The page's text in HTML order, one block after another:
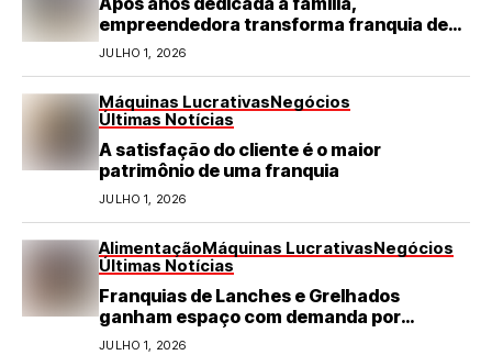
empreendedora transforma franquia de
turismo em negócio de destaque no RN
JULHO 1, 2026
Máquinas LucrativasNegócios
Últimas Notícias
A satisfação do cliente é o maior
patrimônio de uma franquia
JULHO 1, 2026
AlimentaçãoMáquinas LucrativasNegócios
Últimas Notícias
Franquias de Lanches e Grelhados
ganham espaço com demanda por
refeições rápidas e de qualidade
JULHO 1, 2026